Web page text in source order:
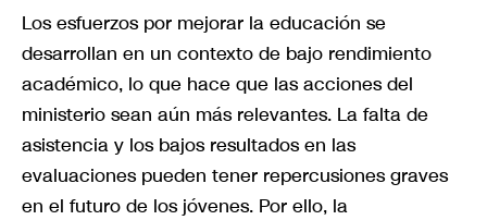
Los esfuerzos por mejorar la educación se
desarrollan en un contexto de bajo rendimiento
académico, lo que hace que las acciones del
ministerio sean aún más relevantes. La falta de
asistencia y los bajos resultados en las
evaluaciones pueden tener repercusiones graves
en el futuro de los jóvenes. Por ello, la